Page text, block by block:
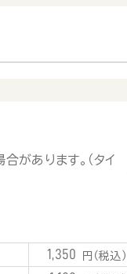
があります。（タイ
1,350 円（税込）